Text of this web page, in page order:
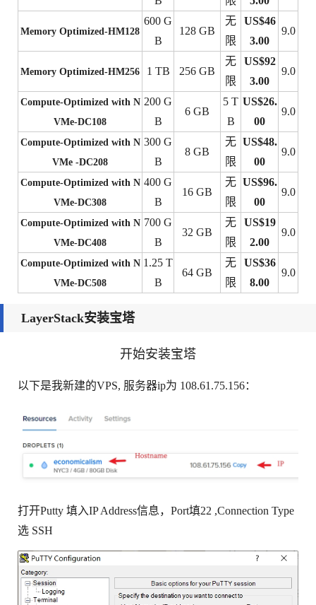
Memory Optimized-HM128
600 G
B
128 GB
无
限
US$46
3.00
9.0
Memory Optimized-HM256 1 TB 256 GB
无
限
US$92
3.00
9.0
Compute-Optimized with N
VMe-DC108
200 G
B
6 GB
5 T
B
US$26.
00
9.0
Compute-Optimized with N
VMe -DC208
300 G
B
8 GB
无
限
US$48.
00
9.0
Compute-Optimized with N
VMe-DC308
400 G
B
16 GB
无
限
US$96.
00
9.0
Compute-Optimized with N
VMe-DC408
700 G
B
32 GB
无
限
US$19
2.00
9.0
Compute-Optimized with N
VMe-DC508
1.25 T
B
64 GB
无
限
US$36
8.00
9.0
LayerStack安装宝塔
开始安装宝塔
以下是我新建的VPS, 服务器ip为 108.61.75.156：
打开Putty 填入IP Address信息，Port填22 ,Connection Type
选 SSH